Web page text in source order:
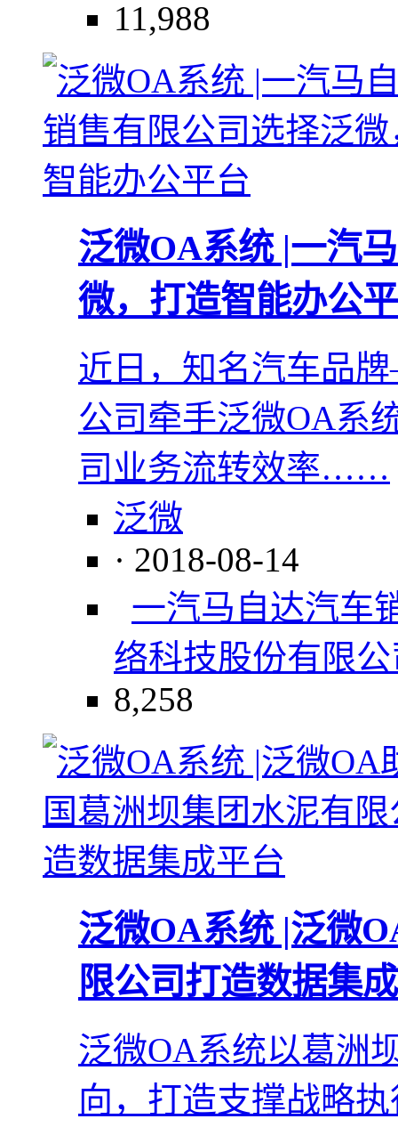
11,988
泛微OA系统 |一汽
微，打造智能办公
近日，知名汽车品
公司牵手泛微OA系
司业务流转效率……
泛微
· 2018-08-14
一汽马自达汽车
络科技股份有限
8,258
泛微OA系统 |泛微
限公司打造数据集
泛微OA系统以葛洲
向，打造支撑战略